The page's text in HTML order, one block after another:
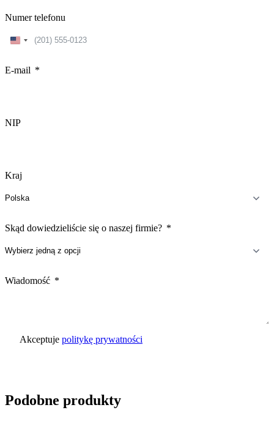
Numer telefonu
United
E-mail
NIP
Kraj
Skąd dowiedzieliście się o naszej firmie?
Wiadomość
Akceptuje politykę prywatności
Podobne produkty